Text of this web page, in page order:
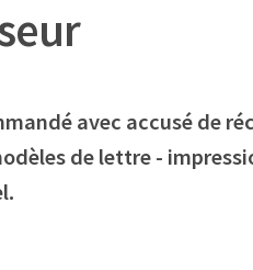
avec accusé de
de lettre -